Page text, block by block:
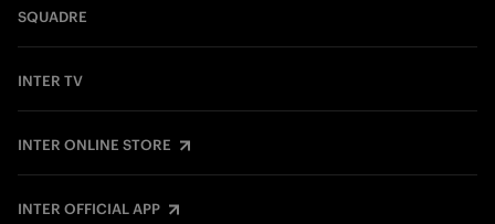
SQUADRE
INTER TV
INTER ONLINE STORE
INTER OFFICIAL APP